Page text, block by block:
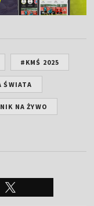
#KMŚ 2025
ŚWIATA
NA ŻYWO